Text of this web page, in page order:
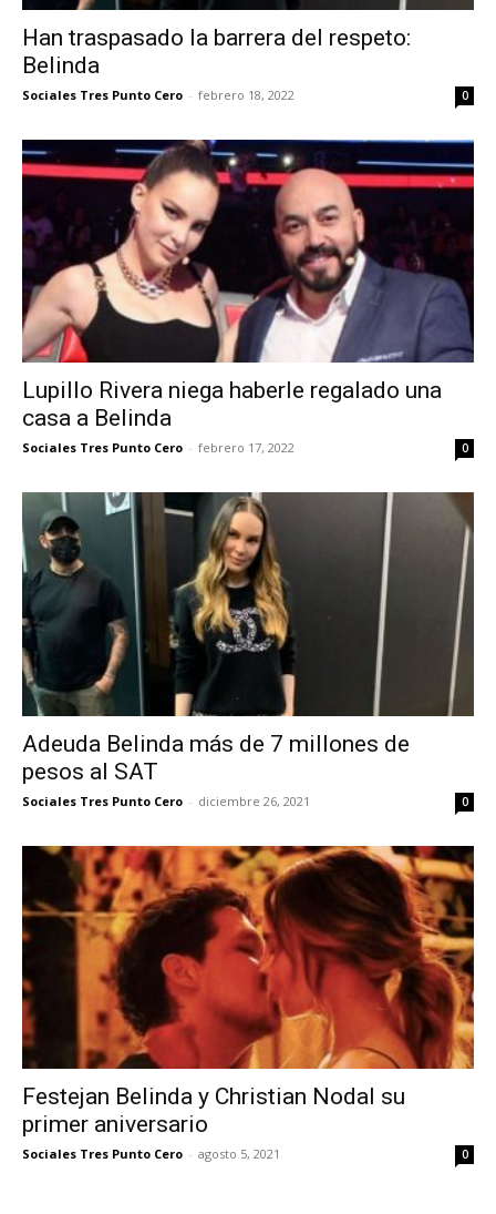
Han traspasado la barrera del respeto:
Belinda
Sociales Tres Punto Cero - febrero 18, 2022 0
Lupillo Rivera niega haberle regalado una
casa a Belinda
Sociales Tres Punto Cero - febrero 17, 2022 0
Adeuda Belinda más de 7 millones de
pesos al SAT
Sociales Tres Punto Cero - diciembre 26, 2021 0
Festejan Belinda y Christian Nodal su
primer aniversario
Sociales Tres Punto Cero - agosto 5, 2021 0